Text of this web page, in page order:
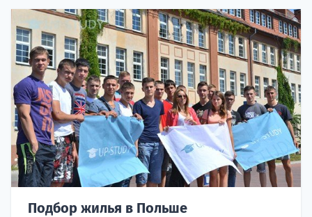
Подбор жилья в Польше